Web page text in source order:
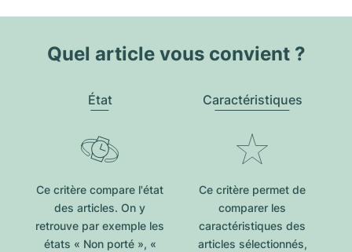
Quel article vous convient ?
État
Ce critère compare l'état
des articles. On y
retrouve par exemple les
états « Non porté », «
Caractéristiques
Ce critère permet de
comparer les
caractéristiques des
articles sélectionnés,